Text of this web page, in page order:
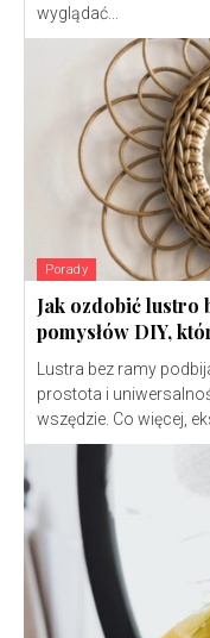
wyglądać...
Porady
Jak ozdobić lustro
pomysłów DIY,
Lustra bez ramy
prostota i
wszędzie. Co więcej,